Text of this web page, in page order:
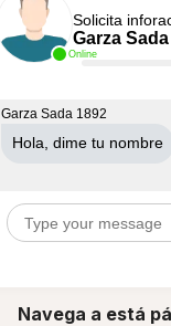
Online
Solicita
Garza
Garza Sada 1892
Hola, dime tu nombre
Navega a está